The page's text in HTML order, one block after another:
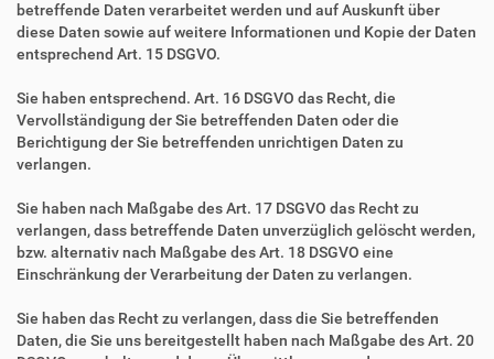
betreffende Daten verarbeitet werden und auf Auskunft über
diese Daten sowie auf weitere Informationen und Kopie der Daten
entsprechend Art. 15 DSGVO.
Sie haben entsprechend. Art. 16 DSGVO das Recht, die
Vervollständigung der Sie betreffenden Daten oder die
Berichtigung der Sie betreffenden unrichtigen Daten zu
verlangen.
Sie haben nach Maßgabe des Art. 17 DSGVO das Recht zu
verlangen, dass betreffende Daten unverzüglich gelöscht werden,
bzw. alternativ nach Maßgabe des Art. 18 DSGVO eine
Einschränkung der Verarbeitung der Daten zu verlangen.
Sie haben das Recht zu verlangen, dass die Sie betreffenden
Daten, die Sie uns bereitgestellt haben nach Maßgabe des Art. 20